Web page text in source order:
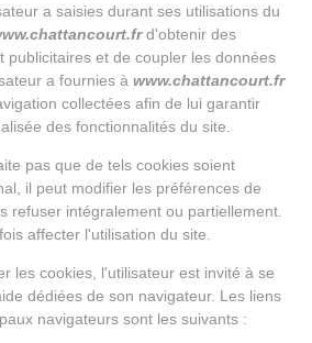
a saisies durant ses utilisations du
d'obtenir des
publicitaires et de coupler les données
a fournies àwww.chattancourt.fr
collectées afin de lui garantir
des fonctionnalités du site.
pas que de tels cookies soient
il peut modifier les préférences de
refuser intégralement ou partiellement.
affecter l'utilisation du site.
les cookies, l'utilisateur est invité à se
dédiées de son navigateur. Les liens
navigateurs sont les suivants :